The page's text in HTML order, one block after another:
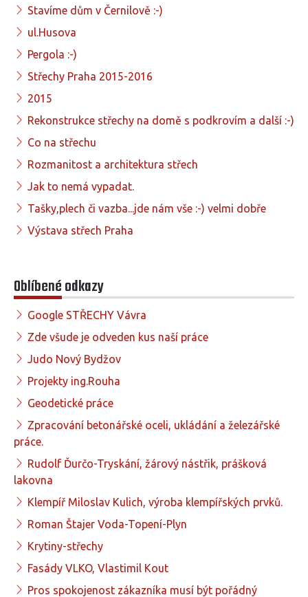
Stavíme dům v Černilově :-)
ul.Husova
Pergola :-)
Střechy Praha 2015-2016
2015
Rekonstrukce střechy na domě s podkrovím a další :-)
Co na střechu
Rozmanitost a architektura střech
Jak to nemá vypadat.
Tašky,plech či vazba...jde nám vše :-) velmi dobře
Výstava střech Praha
Oblíbené odkazy
Google STŘECHY Vávra
Zde všude je odveden kus naší práce
Judo Nový Bydžov
Projekty ing.Rouha
Geodetické práce
Zpracování betonářské oceli, ukládání a železářské
práce.
Rudolf Ďurčo-Tryskání, žárový nástřik, prášková
lakovna
Klempíř Miloslav Kulich, výroba klempířských prvků.
Roman Štajer Voda-Topení-Plyn
Krytiny-střechy
Fasády VLKO, Vlastimil Kout
Pros spokojenost zákazníka musí být pořádný